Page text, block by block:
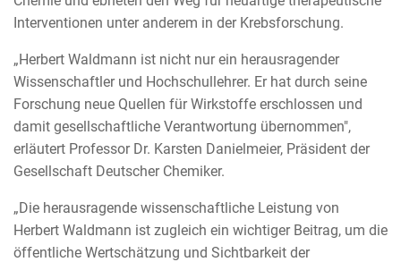
Interventionen unter anderem in der Krebsforschung.
„Herbert Waldmann ist nicht nur ein herausragender
Wissenschaftler und Hochschullehrer. Er hat durch seine
Forschung neue Quellen für Wirkstoffe erschlossen und
damit gesellschaftliche Verantwortung übernommen",
erläutert Professor Dr. Karsten Danielmeier, Präsident der
Gesellschaft Deutscher Chemiker.
„Die herausragende wissenschaftliche Leistung von
Herbert Waldmann ist zugleich ein wichtiger Beitrag, um die
öffentliche Wertschätzung und Sichtbarkeit der